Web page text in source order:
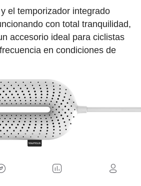
el temporizador integrado
con total tranquilidad,
accesorio ideal para ciclistas
en condiciones de